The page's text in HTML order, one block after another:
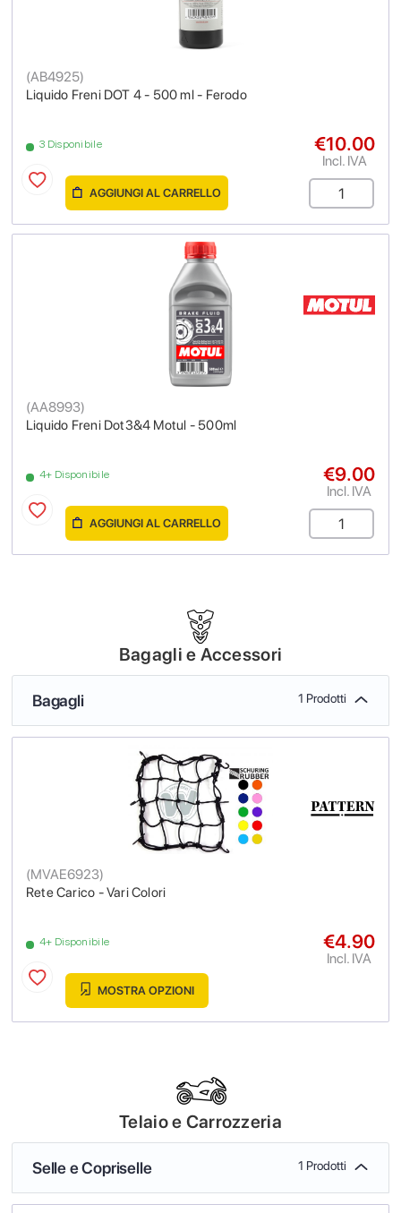
Liquido Freni DOT 4 - 500 ml - Ferodo
(AB4925)
3 Disponibile €10.00
Incl. IVA
AGGIUNGI AL CARRELLO
Liquido Freni Dot3&4 Motul - 500ml
(AA8993)
4+ Disponibile €9.00
Incl. IVA
AGGIUNGI AL CARRELLO
Bagagli e Accessori
Bagagli 1 Prodotti
Rete Carico - Vari Colori
(MVAE6923)
4+ Disponibile €4.90
Incl. IVA
MOSTRA OPZIONI
Telaio e Carrozzeria
Selle e Copriselle 1 Prodotti